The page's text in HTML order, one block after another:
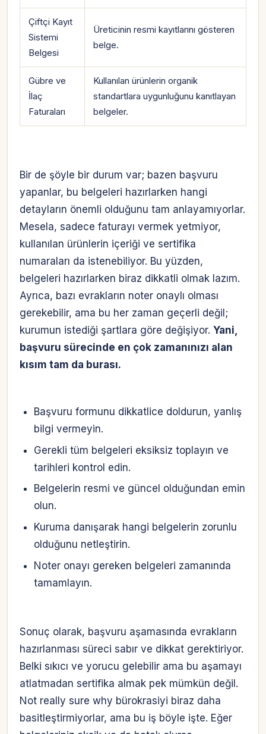
Çiftçi Kayıt
Sistemi
Belgesi
Üreticinin resmi kayıtlarını gösteren
belge.
Gübre ve
İlaç
Faturaları
Kullanılan ürünlerin organik
standartlara uygunluğunu kanıtlayan
belgeler.
Bir de şöyle bir durum var; bazen başvuru
yapanlar, bu belgeleri hazırlarken hangi
detayların önemli olduğunu tam anlayamıyorlar.
Mesela, sadece faturayı vermek yetmiyor,
kullanılan ürünlerin içeriği ve sertifika
numaraları da istenebiliyor. Bu yüzden,
belgeleri hazırlarken biraz dikkatli olmak lazım.
Ayrıca, bazı evrakların noter onaylı olması
gerekebilir, ama bu her zaman geçerli değil;
kurumun istediği şartlara göre değişiyor. Yani,
başvuru sürecinde en çok zamanınızı alan
kısım tam da burası.
Başvuru formunu dikkatlice doldurun, yanlış
bilgi vermeyin.
Gerekli tüm belgeleri eksiksiz toplayın ve
tarihleri kontrol edin.
Belgelerin resmi ve güncel olduğundan emin
olun.
Kuruma danışarak hangi belgelerin zorunlu
olduğunu netleştirin.
Noter onayı gereken belgeleri zamanında
tamamlayın.
Sonuç olarak, başvuru aşamasında evrakların
hazırlanması süreci sabır ve dikkat gerektiriyor.
Belki sıkıcı ve yorucu gelebilir ama bu aşamayı
atlatmadan sertifika almak pek mümkün değil.
Not really sure why bürokrasiyi biraz daha
basitleştirmiyorlar, ama bu iş böyle işte. Eğer